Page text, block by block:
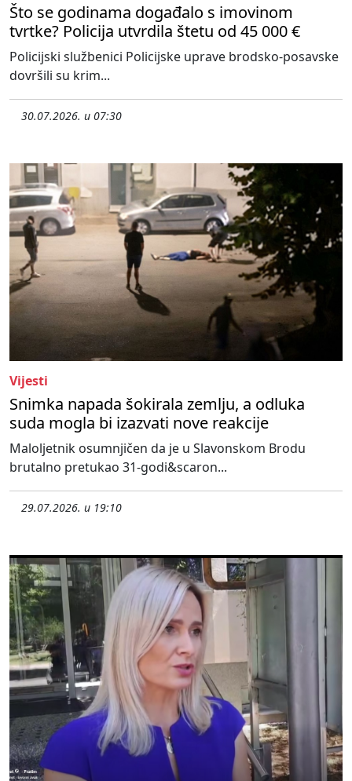
Što se godinama događalo s imovinom
tvrtke? Policija utvrdila štetu od 45 000 €
Policijski službenici Policijske uprave brodsko-posavske
dovršili su krim...
30.07.2026. u 07:30
Vijesti
Snimka napada šokirala zemlju, a odluka
suda mogla bi izazvati nove reakcije
Maloljetnik osumnjičen da je u Slavonskom Brodu
brutalno pretukao 31-godi&scaron...
29.07.2026. u 19:10